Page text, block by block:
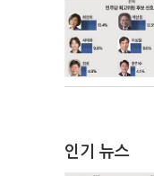
인기 뉴스